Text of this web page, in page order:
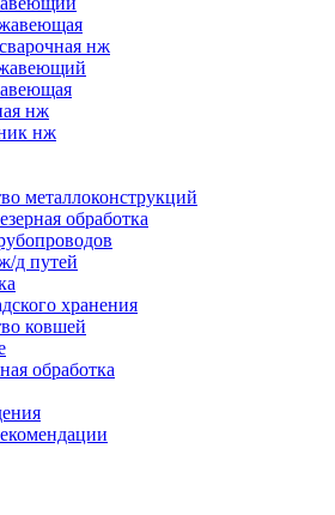
нж
нж
нж
металлоконструкций
обработка
д путей
хранения
ковшей
обработка